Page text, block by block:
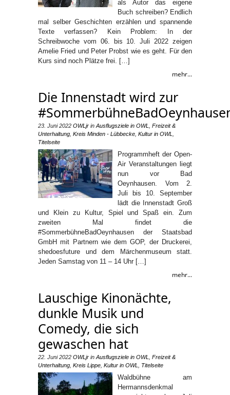
als Autor das eigene
Buch schreiben? Endlich
mal selber Geschichten erzählen und spannende
Texte verfassen? Kein Problem: In der
Schreibwoche vom 06. bis 10. Juli 2022 zeigen
Amelie Fried und Peter Probst wie es geht. Für den
Kurs sind noch Plätze frei. […]
mehr...
Die Innenstadt wird zur
23. Juni 2022 OWLjr in Ausflugsziele in OWL
Freizeit &
Unterhaltung Kreis Minden - Lübbecke Kultur in OWL
Titelseite
Programmheft der Open-
Air Veranstaltungen liegt
nun vor Bad
Oeynhausen. Vom 2.
Juli bis 10. September
lädt die Innenstadt Groß
und Klein zu Kultur, Spiel und Spaß ein. Zum
zweiten Mal findet die
#SommerbühneBadOeynhausen der Staatsbad
GmbH mit Partnern wie dem GOP, der Druckerei,
shedoesfuture und dem Märchenmuseum statt.
Jeden Samstag von 11 – 14 Uhr […]
mehr...
Lauschige Kinonächte,
dunkle Musik und
Comedy, die sich
gewaschen hat
22. Juni 2022 OWLjr in Ausflugsziele in OWL
Freizeit &
Unterhaltung Kreis Lippe Kultur in OWL Titelseite
Waldbühne am
Hermannsdenkmal